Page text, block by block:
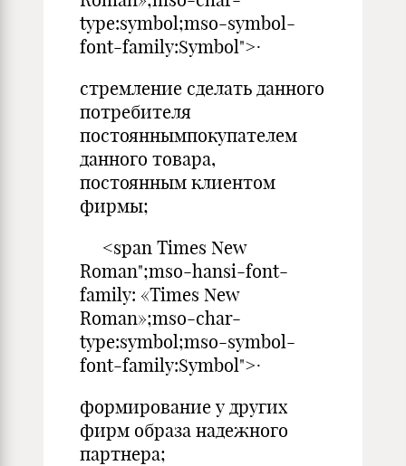
type:symbol;mso-symbol-
font-family:Symbol">·
стремление сделать данного
потребителя
постояннымпокупателем
данного товара,
постоянным клиентом
фирмы;
<span Times New
Roman";mso-hansi-font-
family: «Times New
Roman»;mso-char-
type:symbol;mso-symbol-
font-family:Symbol">·
формирование у других
фирм образа надежного
партнера;